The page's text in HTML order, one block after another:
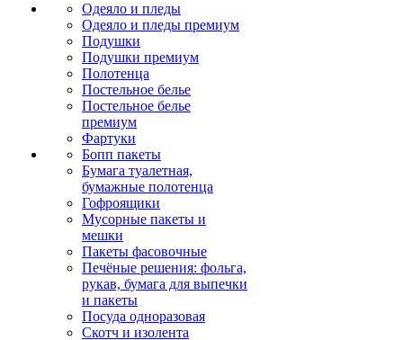
Одеяло и пледы
Одеяло и пледы премиум
Подушки
Подушки премиум
Полотенца
Постельное белье
Постельное белье
премиум
Фартуки
Бопп пакеты
Бумага туалетная,
бумажные полотенца
Гофроящики
Мусорные пакеты и
мешки
Пакеты фасовочные
Печёные решения: фольга,
рукав, бумага для выпечки
и пакеты
Посуда одноразовая
Скотч и изолента